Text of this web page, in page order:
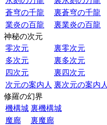
蒼穹の千龍
裏蒼穹の千龍
業炎の百龍
裏業炎の百龍
神秘の次元
零次元
裏零次元
多次元
裏多次元
四次元
裏四次元
次元の案内人 裏次元の案内人
修羅の幻界
機構城 裏機構城
魔廊
裏魔廊